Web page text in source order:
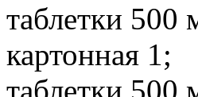
таблетки 500
картонная 1;
таблетки 500